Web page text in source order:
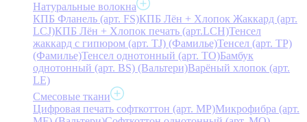
Натуральные волокна
КПБ Фланель (арт. FS)КПБ Лён + Хлопок Жаккард (арт.
LCJ)КПБ Лён + Хлопок печать (арт.LCH)Тенсел
жаккард с гипюром (арт. TJ) (Фамилье)Тенсел (арт. ТР)
(Фамилье)Тенсел однотонный (арт. TO)Бамбук
однотонный (арт. BS) (Вальтери)Варёный хлопок (арт.
LE)
Смесовые ткани
Цифровая печать софткоттон (арт. MP)Микрофибра (арт.